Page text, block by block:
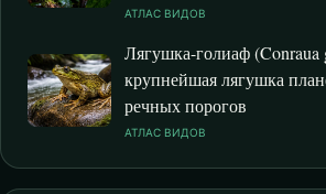
АТЛАС ВИДОВ
Лягушка-голиаф (Conraua
крупнейшая лягушка
речных порогов
АТЛАС ВИДОВ